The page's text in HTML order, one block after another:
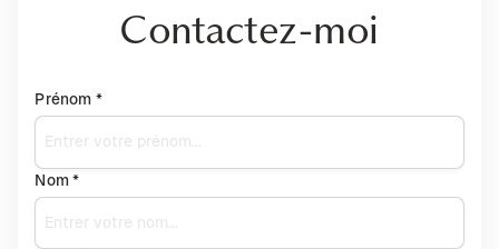
Contactez-moi
Prénom *
Nom *